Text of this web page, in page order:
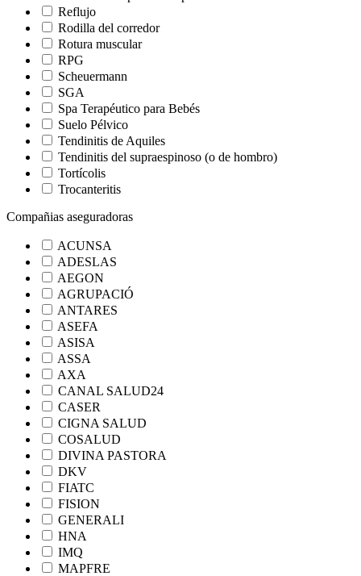
Reflujo
Rodilla del corredor
Rotura muscular
RPG
Scheuermann
SGA
Spa Terapéutico para Bebés
Suelo Pélvico
Tendinitis de Aquiles
Tendinitis del supraespinoso (o de hombro)
Tortícolis
Trocanteritis
Compañias aseguradoras
ACUNSA
ADESLAS
AEGON
AGRUPACIÓ
ANTARES
ASEFA
ASISA
ASSA
AXA
CANAL SALUD24
CASER
CIGNA SALUD
COSALUD
DIVINA PASTORA
DKV
FIATC
FISION
GENERALI
HNA
IMQ
MAPFRE